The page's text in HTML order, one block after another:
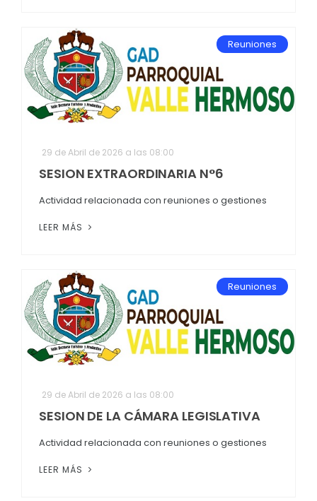
Reuniones
29 de Abril de 2026 a las 08:00
SESION EXTRAORDINARIA N°6
Actividad relacionada con reuniones o gestiones
LEER MÁS
Reuniones
29 de Abril de 2026 a las 08:00
SESION DE LA CÁMARA LEGISLATIVA
Actividad relacionada con reuniones o gestiones
LEER MÁS